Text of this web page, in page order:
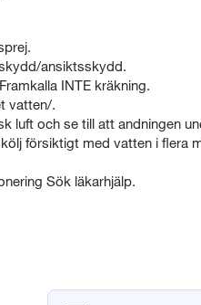
ansiktsskydd.
INTE kräkning.
vatten/.
luft och se till att andningen
försiktigt med vatten i flera
Sök läkarhjälp.